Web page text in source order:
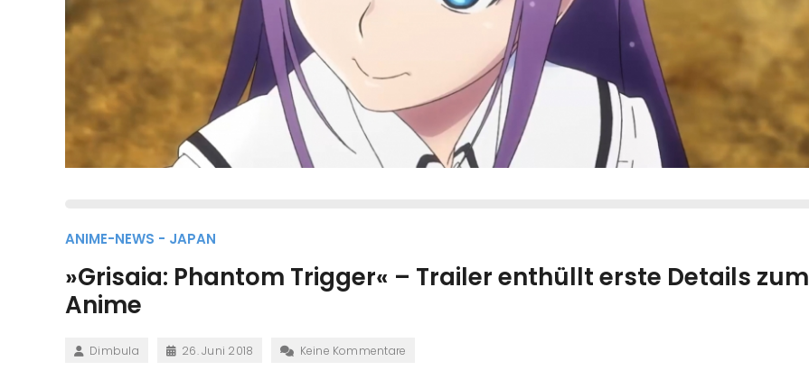
ANIME-NEWS - JAPAN
»Grisaia: Phantom Trigger« – Trailer enthüllt erste Details zum
Anime
Dimbula 26. Juni 2018 Keine Kommentare